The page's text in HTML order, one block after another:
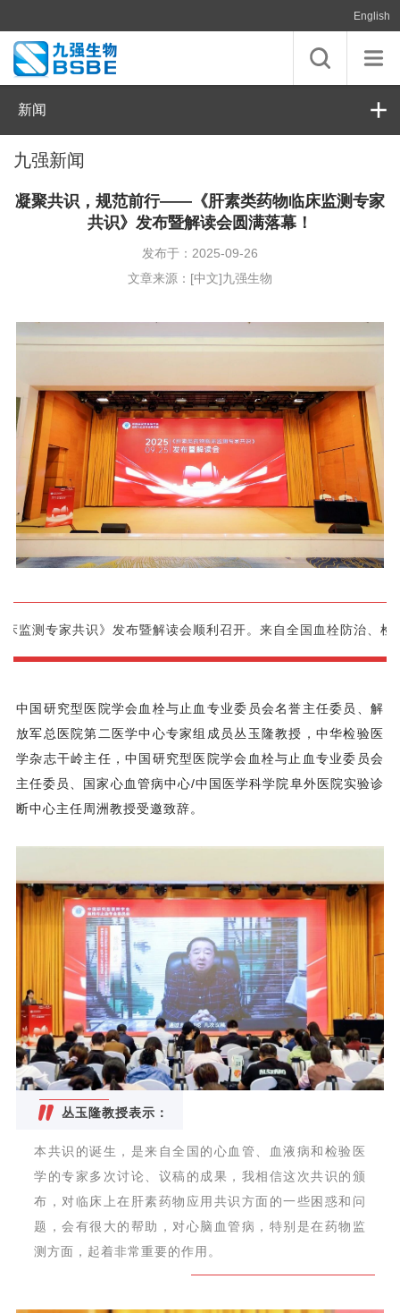
English
新闻
九强新闻
凝聚共识，规范前行——《肝素类药物临床监测专家
共识》发布暨解读会圆满落幕！
发布于：2025-09-26
文章来源：[中文]九强生物
测专家共识》发布暨解读会顺利召开。来自全国血栓防治、
中国研究型医院学会血栓与止血专业委员会名誉主任委员、解
放军总医院第二医学中心专家组成员丛玉隆教授，中华检验医
学杂志干岭主任，中国研究型医院学会血栓与止血专业委员会
主任委员、国家心血管病中心/中国医学科学院阜外医院实验诊
断中心主任周洲教授受邀致辞。
丛玉隆教授表示：
本共识的诞生，是来自全国的心血管、血液病和检验医
学的专家多次讨论、议稿的成果，我相信这次共识的颁
布，对临床上在肝素药物应用共识方面的一些困惑和问
题，会有很大的帮助，对心脑血管病，特别是在药物监
测方面，起着非常重要的作用。